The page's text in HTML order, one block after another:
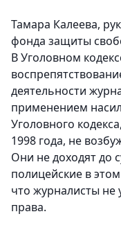
Тамара Калеева,
фонда защиты
В Уголовном
деятельности
применением
Уголовного
1998 года, не
Они не доходят до
полицейские в
что журналисты
права.